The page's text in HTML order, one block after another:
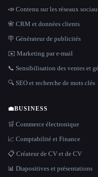
📣 Contenu sur les réseaux
📇 CRM et données clients
🪧 Générateur de publicités
✉️ Marketing par e-mail
📞 Sensibilisation des ventes et
🔍 SEO et recherche de mots clés
💼BUSINESS
🛒 Commerce électronique
📈 Comptabilité et Finance
📋 Créateur de CV et de CV
📊 Diapositives et présentations